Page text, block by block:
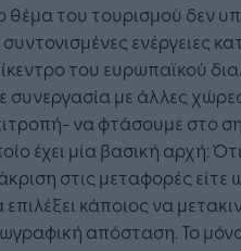
θέμα του τουρισμού δεν
συντονισμένες ενέργειες
του ευρωπαϊκού
συνεργασία με άλλες
να φτάσουμε στο
έχει μία βασική αρχή:
στις μεταφορές
επιλέξει κάποιος να
απόσταση. Το